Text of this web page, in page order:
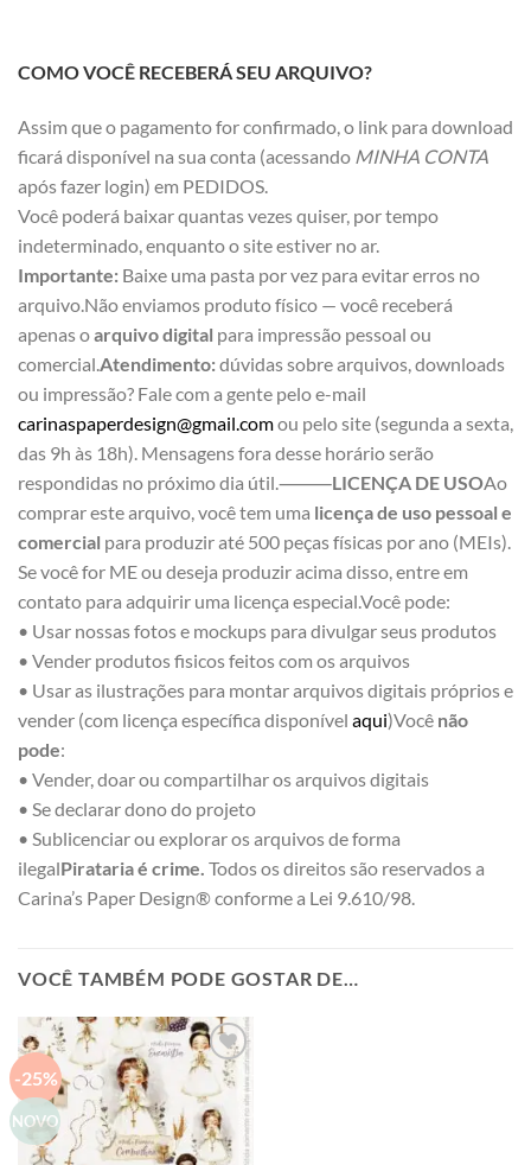
COMO VOCÊ RECEBERÁ SEU ARQUIVO?
Assim que o pagamento for confirmado, o link para download
ficará disponível na sua conta (acessando MINHA CONTA
após fazer login) em PEDIDOS.
Você poderá baixar quantas vezes quiser, por tempo
indeterminado, enquanto o site estiver no ar.
Importante: Baixe uma pasta por vez para evitar erros no
arquivo.Não enviamos produto físico — você receberá
apenas oarquivo digital para impressão pessoal ou
comercial.Atendimento:dúvidas sobre arquivos, downloads
ou impressão? Fale com a gente pelo e-mail
carinaspaperdesign@gmail.comou pelo site (segunda a sexta,
das 9h às 18h). Mensagens fora desse horário serão
respondidas no próximo dia útil.⸻LICENÇA DE USOAo
comprar este arquivo, você tem uma licença de uso pessoal e
comercial para produzir até 500 peças físicas por ano (MEIs).
Se você for ME ou deseja produzir acima disso, entre em
contato para adquirir uma licença especial.Você pode:
• Usar nossas fotos e mockups para divulgar seus produtos
• Vender produtos fisicos feitos com os arquivos
• Usar as ilustrações para montar arquivos digitais próprios e
vender (com licença específica disponível aqui)Você não
pode:
• Vender, doar ou compartilhar os arquivos digitais
• Se declarar dono do projeto
• Sublicenciar ou explorar os arquivos de forma
ilegalPirataria é crime. Todos os direitos são reservados a
Carina’s Paper Design® conforme a Lei 9.610/98.
VOCÊ TAMBÉM PODE GOSTAR DE…
-25%
NOVO
Add to
wishlist